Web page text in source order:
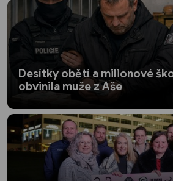
Desítky obětí a milionové
obvinila muže z Aše